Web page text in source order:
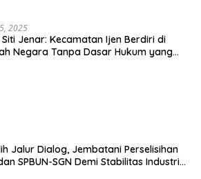
2025
Siti Jenar: Kecamatan Ijen Berdiri di
Negara Tanpa Dasar Hukum yang
Jalur Dialog, Jembatani Perselisihan
SPBUN-SGN Demi Stabilitas Industri